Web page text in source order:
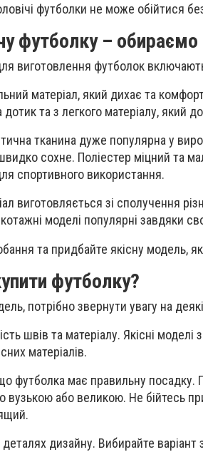
футболки не може обійтися
футболку – обираємо
виготовлення футболок
матеріал, який дихає та
та з легкого матеріалу, який
тканина дуже популярна у
сохне. Поліестер міцний та
спортивного використання.
виготовляється зі сполучення
моделі популярні завдяки
та придбайте якісну модель,
футболку?
потрібно звернути увагу на
швів та матеріалу. Якісні
матеріалів.
футболка має правильну посадку.
вузькою або великою. Не бійтесь
дизайну. Вибирайте варіант